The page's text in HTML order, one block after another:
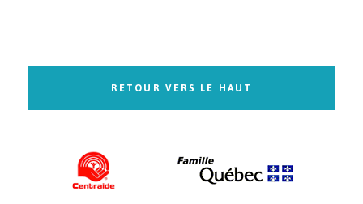
RETOUR VERS LE HAUT